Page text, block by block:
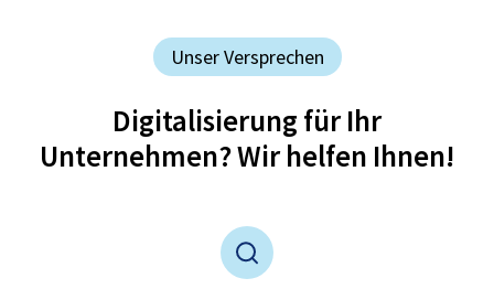
Unser Versprechen
Digitalisierung für Ihr
Unternehmen? Wir helfen Ihnen!